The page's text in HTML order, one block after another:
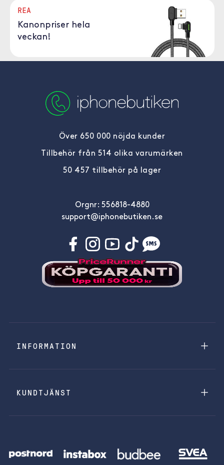
REA
Kanonpriser hela
veckan!
Över 650 000 nöjda kunder
Tillbehör från 514 olika varumärken
50 457 tillbehör på lager
Orgnr: 556818-4880
support@iphonebutiken.se
INFORMATION
KUNDTJÄNST